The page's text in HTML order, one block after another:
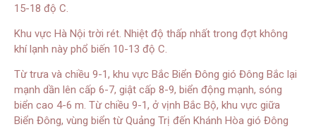
15-18 độ C.
Khu vực Hà Nội trời rét. Nhiệt độ thấp nhất trong đợt không
khí lạnh này phổ biến 10-13 độ C.
Từ trưa và chiều 9-1, khu vực Bắc Biển Đông gió Đông Bắc lại
mạnh dần lên cấp 6-7, giật cấp 8-9, biển động mạnh, sóng
biển cao 4-6 m. Từ chiều 9-1, ở vịnh Bắc Bộ, khu vực giữa
Biển Đông, vùng biển từ Quảng Trị đến Khánh Hòa gió Đông